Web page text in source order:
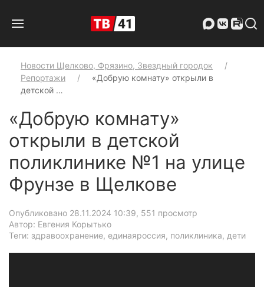
Новости Щелково, Фрязино, Звездный городок
Репортажи
«Добрую комнату» открыли в
детской …
«Добрую комнату»
открыли в детской
поликлинике №1 на улице
Фрунзе в Щелкове
Опубликовано 28.11.2024 10:39, 551 просмотр
Автор: Евгения Корытько
Теги: здравоохранение, единаяроссия, поликлиника, дети